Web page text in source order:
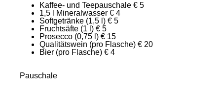
Kaffee- und Teepauschale € 5
1,5 l Mineralwasser € 4
Softgetränke (1,5 l) € 5
Fruchtsäfte (1 l) € 5
Prosecco (0,75 l) € 15
Qualitätswein (pro Flasche) € 20
Bier (pro Flasche) € 4
Pauschale